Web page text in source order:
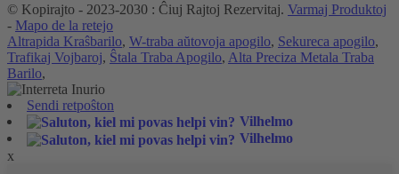
© Kopirajto - 2023-2030 : Ĉiuj Rajtoj Rezervitaj. Varmaj Produktoj
- Mapo de la retejo
Altrapida Kraŝbarilo, W-traba aŭtovoja apogilo, Sekureca apogilo,
Trafikaj Vojbaroj, Ŝtala Traba Apogilo, Alta Preciza Metala Traba
Barilo,
Sendi retpoŝton
Vilhelmo
Vilhelmo
x